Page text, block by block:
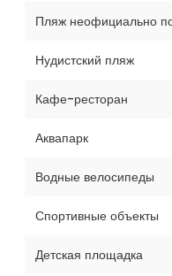
Пляж неофициально
Нудистский пляж
Кафе-ресторан
Аквапарк
Водные велосипеды
Спортивные объекты
Детская площадка